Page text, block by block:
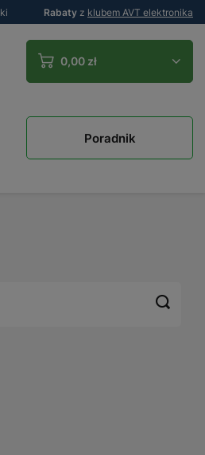
Rabaty z klubem AVT elektronika
0,00 zł
Poradnik